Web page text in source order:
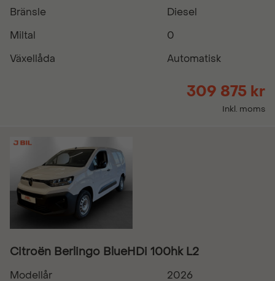
Bränsle
Diesel
Miltal
0
Växellåda
Automatisk
309 875 kr
Inkl. moms
Citroën Berlingo BlueHDi 100hk L2
Modellår
2026